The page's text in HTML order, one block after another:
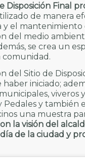
Disposición Final
de manera
y el mantenimiento
del medio
se crea un
comunidad.
del Sitio de
iniciado;
viveros
Pedales y
una muestra
la visión del
de la ciudad y